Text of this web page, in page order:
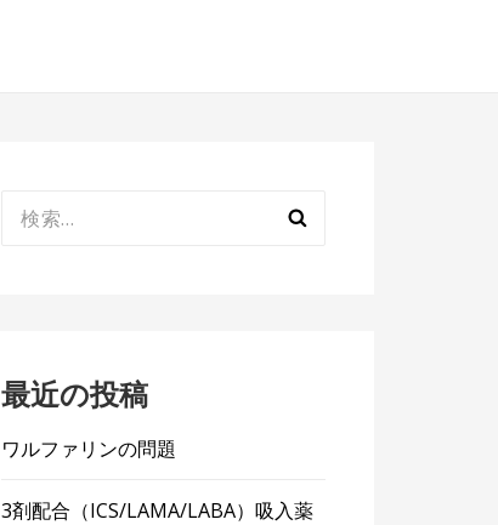
索:
最近の投稿
ワルファリンの問題
3剤配合（ICS/LAMA/LABA）吸入薬